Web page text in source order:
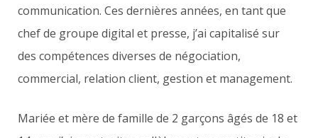
communication. Ces dernières années, en tant que
chef de groupe digital et presse, j’ai capitalisé sur
des compétences diverses de négociation,
commercial, relation client, gestion et management.
Mariée et mère de famille de 2 garçons âgés de 18 et